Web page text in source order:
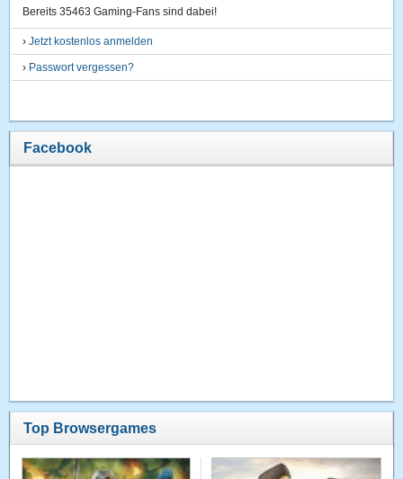
Bereits 35463 Gaming-Fans sind dabei!
›Jetzt kostenlos anmelden
› Passwort vergessen?
Facebook
Top Browsergames